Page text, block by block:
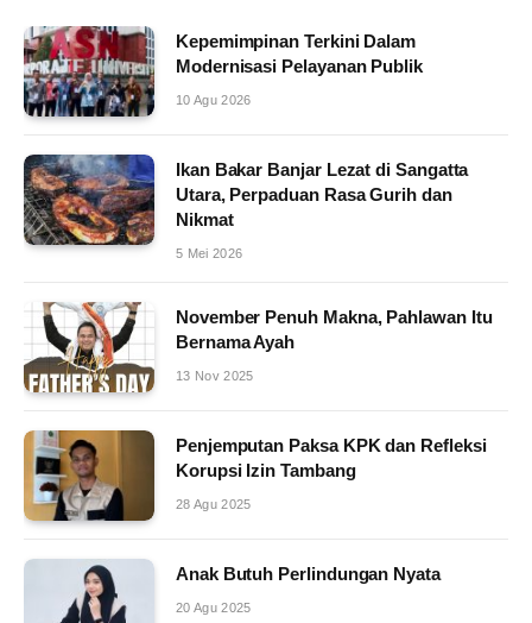
Kepemimpinan Terkini Dalam
Modernisasi Pelayanan Publik
10 Agu 2026
Ikan Bakar Banjar Lezat di Sangatta
Utara, Perpaduan Rasa Gurih dan
Nikmat
5 Mei 2026
November Penuh Makna, Pahlawan Itu
Bernama Ayah
13 Nov 2025
Penjemputan Paksa KPK dan Refleksi
Korupsi Izin Tambang
28 Agu 2025
Anak Butuh Perlindungan Nyata
20 Agu 2025